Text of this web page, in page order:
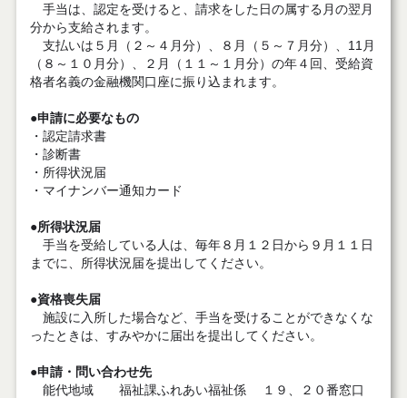
手当は、認定を受けると、請求をした日の属する月の翌月
分から支給されます。
支払いは５月（２～４月分）、８月（５～７月分）、11月
（８～１０月分）、２月（１１～１月分）の年４回、受給資
格者名義の金融機関口座に振り込まれます。
●申請に必要なもの
・認定請求書
・診断書
・所得状況届
・マイナンバー通知カード
●所得状況届
手当を受給している人は、毎年８月１２日から９月１１日
までに、所得状況届を提出してください。
●資格喪失届
施設に入所した場合など、手当を受けることができなくな
ったときは、すみやかに届出を提出してください。
●申請・問い合わせ先
能代地域 福祉課ふれあい福祉係 １９、２０番窓口